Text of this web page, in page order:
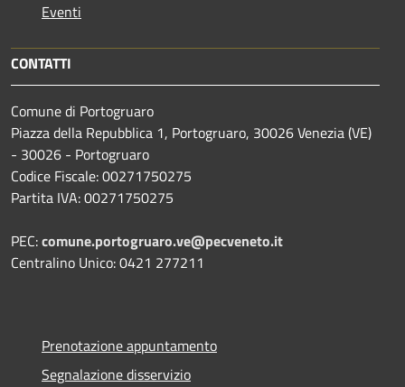
Eventi
CONTATTI
Comune di Portogruaro
Piazza della Repubblica 1, Portogruaro, 30026 Venezia (VE)
- 30026 - Portogruaro
Codice Fiscale: 00271750275
Partita IVA: 00271750275
PEC:comune.portogruaro.ve@pecveneto.it
Centralino Unico: 0421 277211
Prenotazione appuntamento
Segnalazione disservizio